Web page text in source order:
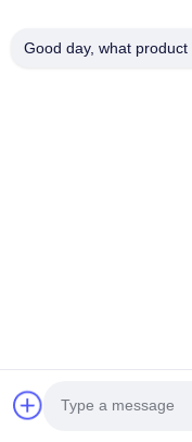
Contacta con
Good day, what